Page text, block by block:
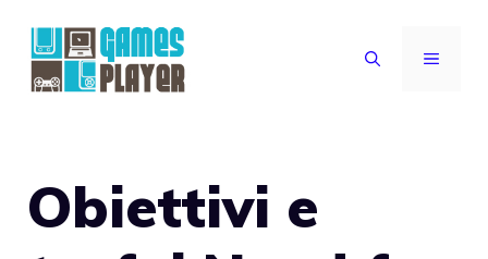
contenuto
MENU
Obiettivi e